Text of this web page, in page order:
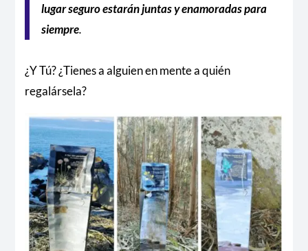
lugar seguro estarán juntas y enamoradas para
siempre.
¿Y Tú? ¿Tienes a alguien en mente a quién
regalársela?